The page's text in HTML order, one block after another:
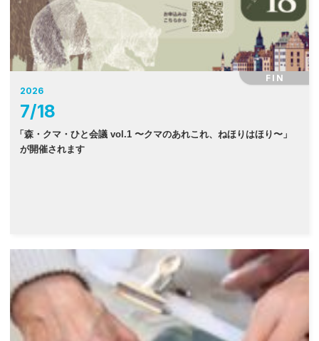
FIN
2026
7/18
「森・クマ・ひと会議 vol.1 〜クマのあれこれ、ねほりはほり〜」
が開催されます